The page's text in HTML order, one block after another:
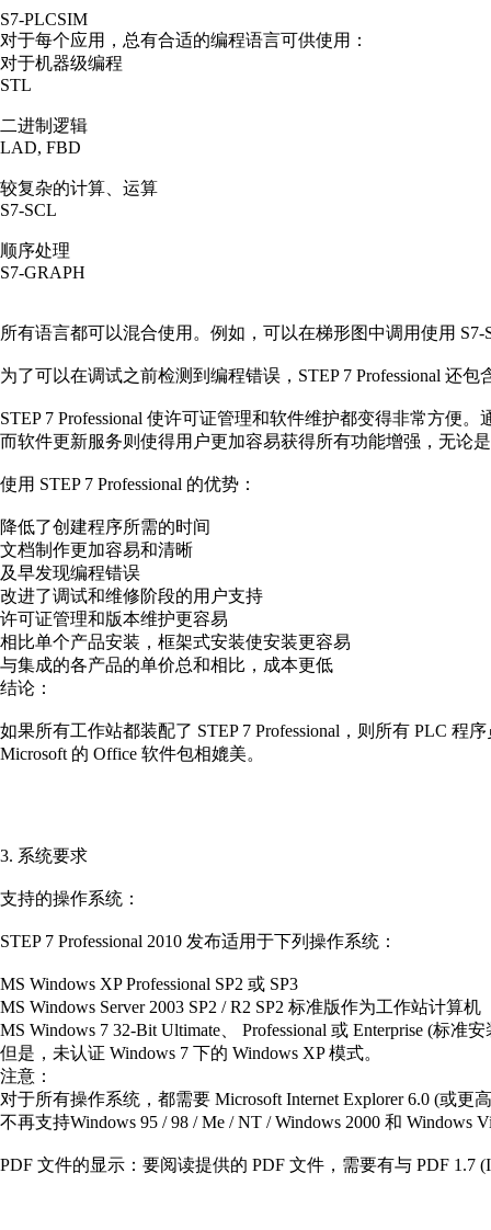
S7-PLCSIM
对于每个应用，总有合适的编程语言可供使用：
对于机器级编程
STL
二进制逻辑
LAD, FBD
较复杂的计算、运算
S7-SCL
顺序处理
S7-GRAPH
所有语言都可以混合使用。例如，可以在梯形图中调用使用 S7-
为了可以在调试之前检测到编程错误，STEP 7 Professional 还
STEP 7 Professional 使许可证管理和软件维护都变得非常方便。
而软件更新服务则使得用户更加容易获得所有功能增强，无论
使用 STEP 7 Professional 的优势：
降低了创建程序所需的时间
文档制作更加容易和清晰
及早发现编程错误
改进了调试和维修阶段的用户支持
许可证管理和版本维护更容易
相比单个产品安装，框架式安装使安装更容易
与集成的各产品的单价总和相比，成本更低
结论：
如果所有工作站都装配了 STEP 7 Professional，则所有 PLC
Microsoft 的 Office 软件包相媲美。
3. 系统要求
支持的操作系统 ：
STEP 7 Professional 2010 发布适用于下列操作系统：
MS Windows XP Professional SP2 或 SP3
MS Windows Server 2003 SP2 / R2 SP2 标准版作为工作站计算机
MS Windows 7 32-Bit Ultimate、 Professional 或 Enterprise (标准安
但是，未认证 Windows 7 下的 Windows XP 模式。
注意：
对于所有操作系统，都需要 Microsoft Internet Explorer 6.0 (或更
不再支持Windows 95 / 98 / Me / NT / Windows 2000 和 Windows
PDF 文件的显示：要阅读提供的 PDF 文件，需要有与 PDF 1.7